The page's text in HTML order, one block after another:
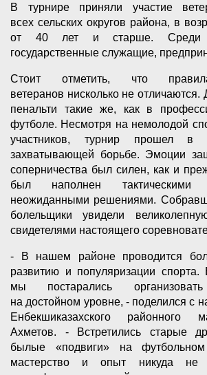
В турнире приняли участие
всех сельских округов района, в
от 40 лет и старше. Среди
государственные служащие,
Стоит отметить, что
ветеранов нисколько не
пенальти такие же, как в
футболе. Несмотря на немолодой
участников, турнир прошел в
захватывающей борьбе. Эмоции
соперничества был силен, как и
был наполнен тактическими
неожиданными решениями.
болельщики увидели
свидетелями настоящего
- В нашем районе проводится
развитию и популяризации
мы постарались
на достойном уровне, - поделился с
Енбекшиказахского районного
Ахметов. - Встретились старые
былые «подвиги» на
мастерство и опыт никуда не